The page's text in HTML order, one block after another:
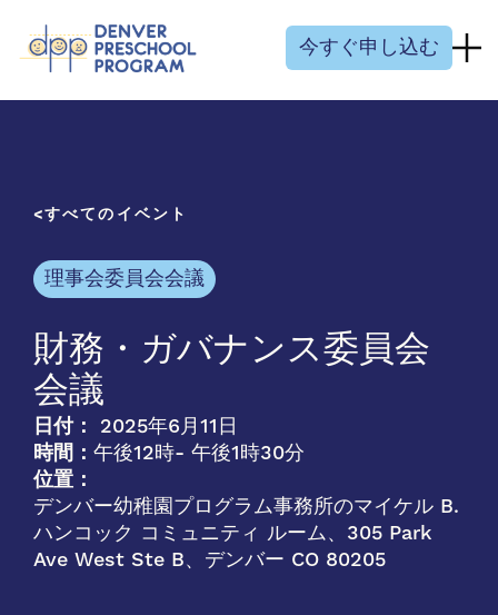
今すぐ申し込む
すべてのイベント
理事会委員会会議
財務・ガバナンス委員会
会議
日付：
2025年6月11日
時間： 午後12時- 午後1時30分
位置：
デンバー幼稚園プログラム事務所のマイケル B.
ハンコック コミュニティ ルーム、305 Park
Ave West Ste B、デンバー CO 80205